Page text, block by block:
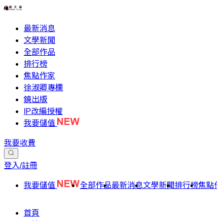
最新消息
文學新聞
全部作品
排行榜
焦點作家
徐淑卿專欄
鏡出版
IP改編授權
我要儲值
我要收費
登入/註冊
我要儲值 全部作品最新消息文學新聞排行榜焦點
首頁